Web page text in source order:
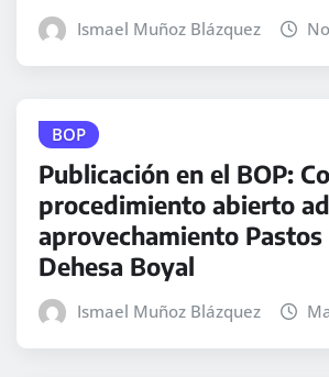
Ismael Muñoz Blázquez
BOP
Publicación en el BOP:
procedimiento abierto
aprovechamiento Pastos
Dehesa Boyal
Ismael Muñoz Blázquez